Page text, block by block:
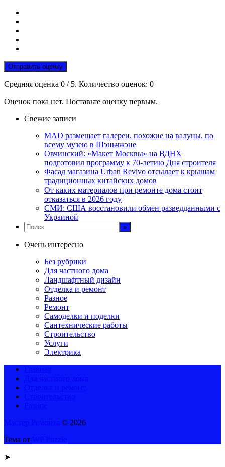
Отправить оценку
Средняя оценка 0 / 5. Количество оценок: 0
Оценок пока нет. Поставьте оценку первым.
Свежие записи
MAD размещает галереи, похожие на валуны, по
всему музею в Шэньчжэне
Овчинский: «Макет Москвы» на ВДНХ
подготовил программу к 70-летию Дня строителя
Фасад магазина Urban Revivo отсылает к крышам
традиционных китайских домов
От каких материалов при ремонте дома стоит
отказаться в 2026 году
СМИ: США восстановили обмен разведданными с
Украиной
Очень интересно
Без рубрики
Для частного дома
Ландшафтный дизайн
Отделка и ремонт
Разное
Ремонт
Самоделки и поделки
Сантехнические работы
Строительство
Услуги
Электрика
© 2026
Тема от
➤